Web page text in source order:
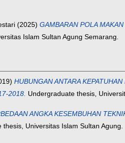
(2025) GAMBARAN POLA
Islam Sultan Agung Semarang.
HUBUNGAN ANTARA
2018. Undergraduate thesis,
ANGKA KESEMBUHAN
thesis, Universitas Islam Sultan Agung.